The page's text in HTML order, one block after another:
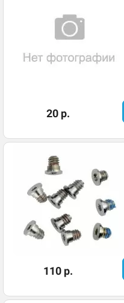
20 р.
110 р.